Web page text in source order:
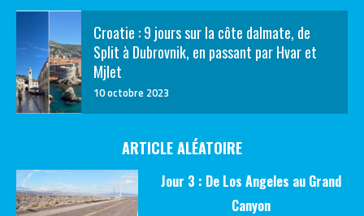
Croatie : 9 jours sur la côte dalmate, de
Split à Dubrovnik, en passant par Hvar et
Mjlet
10 octobre 2023
ARTICLE ALÉATOIRE
Jour 3 : De Los Angeles au Grand
Canyon